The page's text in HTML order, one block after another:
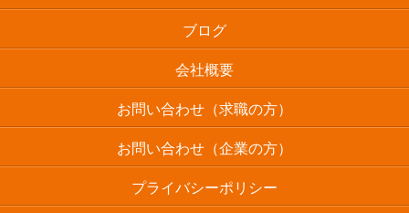
ブログ
会社概要
お問い合わせ（求職の方）
お問い合わせ（企業の方）
プライバシーポリシー